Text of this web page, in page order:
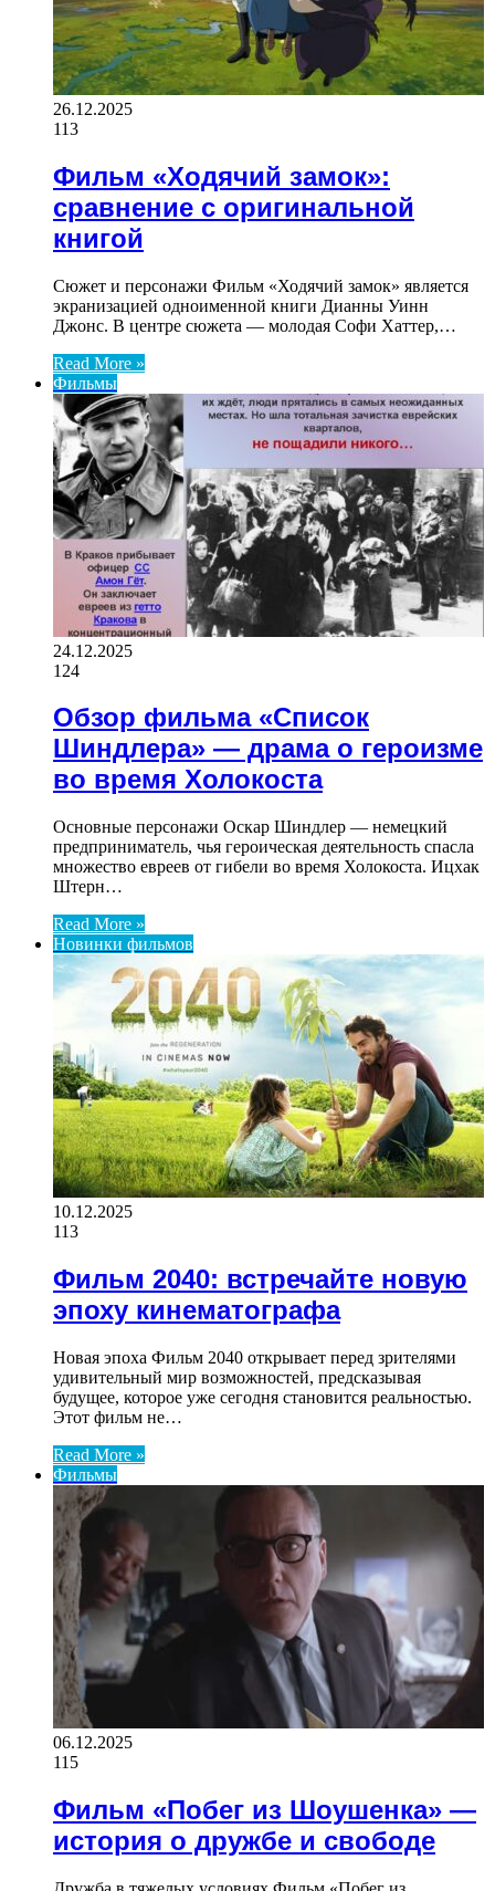
26.12.2025
113
Фильм «Ходячий замок»:
сравнение с оригинальной
книгой
Сюжет и персонажи Фильм «Ходячий замок» является
экранизацией одноименной книги Дианны Уинн
Джонс. В центре сюжета — молодая Софи Хаттер,…
Read More »
Фильмы
24.12.2025
124
Обзор фильма «Список
Шиндлера» — драма о героизме
во время Холокоста
Основные персонажи Оскар Шиндлер — немецкий
предприниматель, чья героическая деятельность спасла
множество евреев от гибели во время Холокоста. Ицхак
Штерн…
Read More »
Новинки фильмов
10.12.2025
113
Фильм 2040: встречайте новую
эпоху кинематографа
Новая эпоха Фильм 2040 открывает перед зрителями
удивительный мир возможностей, предсказывая
будущее, которое уже сегодня становится реальностью.
Этот фильм не…
Read More »
Фильмы
06.12.2025
115
Фильм «Побег из Шоушенка» —
история о дружбе и свободе